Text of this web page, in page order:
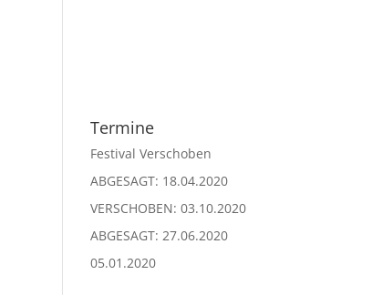
Termine
Festival Verschoben
ABGESAGT: 18.04.2020
VERSCHOBEN: 03.10.2020
ABGESAGT: 27.06.2020
05.01.2020